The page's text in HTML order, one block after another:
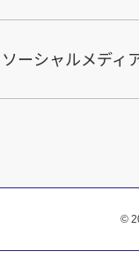
ソーシャルメディ
©